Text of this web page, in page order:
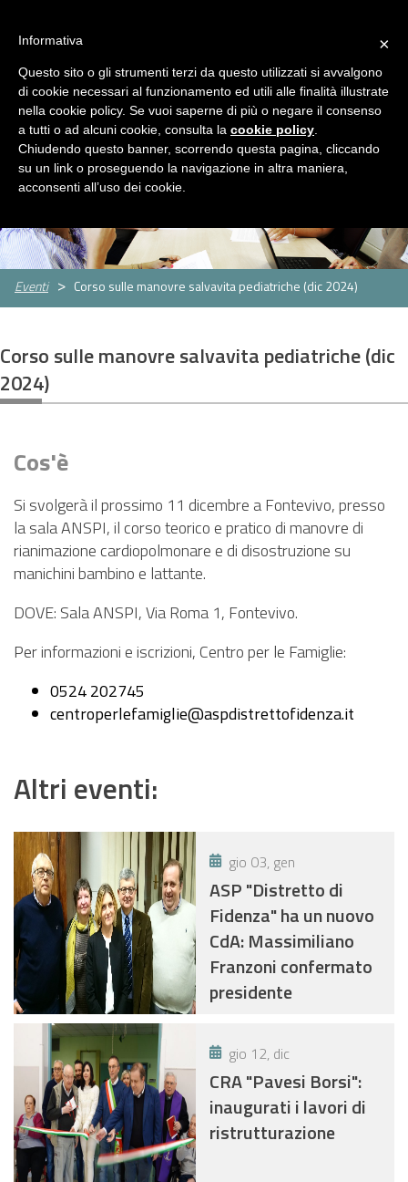
MENU
Servizi Rassegna Stampa Contatti
Eventi Corso sulle manovre salvavita pediatriche (dic 2024)
Corso sulle manovre salvavita pediatriche (dic
2024)
Cos'è
Si svolgerà il prossimo 11 dicembre a Fontevivo, presso
la sala ANSPI, il corso teorico e pratico di manovre di
rianimazione cardiopolmonare e di disostruzione su
manichini bambino e lattante.
DOVE: Sala ANSPI, Via Roma 1, Fontevivo.
Per informazioni e iscrizioni, Centro per le Famiglie:
0524 202745
centroperlefamiglie@aspdistrettofidenza.it
Altri eventi:
gio 03, gen
ASP "Distretto di
Fidenza" ha un nuovo
CdA: Massimiliano
Franzoni confermato
presidente
gio 12, dic
CRA "Pavesi Borsi":
inaugurati i lavori di
ristrutturazione
CHI
SIAMO
SERVIZI
Servizio
Sociale
Centro
per
famiglie
Strutture
per
Sportello
assistenti
CONCORSI
GARE
Concorsi
gare
Concorsi
gare
AMMINISTRAZIONE
TRASPARENTE
PNRR
Cos'è
il
Progetti
PNRR
Allegati
NEWS
×
Informativa
Questo sito o gli strumenti terzi da questo utilizzati si avvalgono
di cookie necessari al funzionamento ed utili alle finalità illustrate
nella cookie policy. Se vuoi saperne di più o negare il consenso
a tutti o ad alcuni cookie, consulta la cookie policy
Chiudendo questo banner, scorrendo questa pagina, cliccando
su un link o proseguendo la navigazione in altra maniera,
acconsenti all’uso dei cookie.